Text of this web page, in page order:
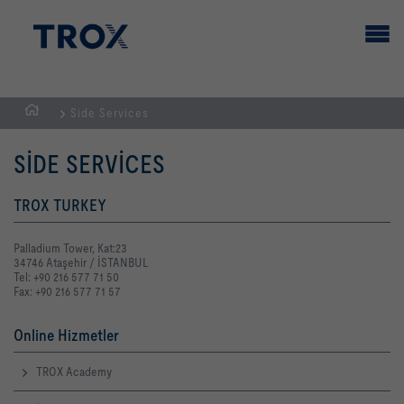
GİRİŞ
SAYFASI
Side Services
SIDE SERVICES
TROX TURKEY
Palladium Tower, Kat:23
34746 Ataşehir / İSTANBUL
Tel: +90 216 577 71 50
Fax: +90 216 577 71 57
Online Hizmetler
TROX Academy